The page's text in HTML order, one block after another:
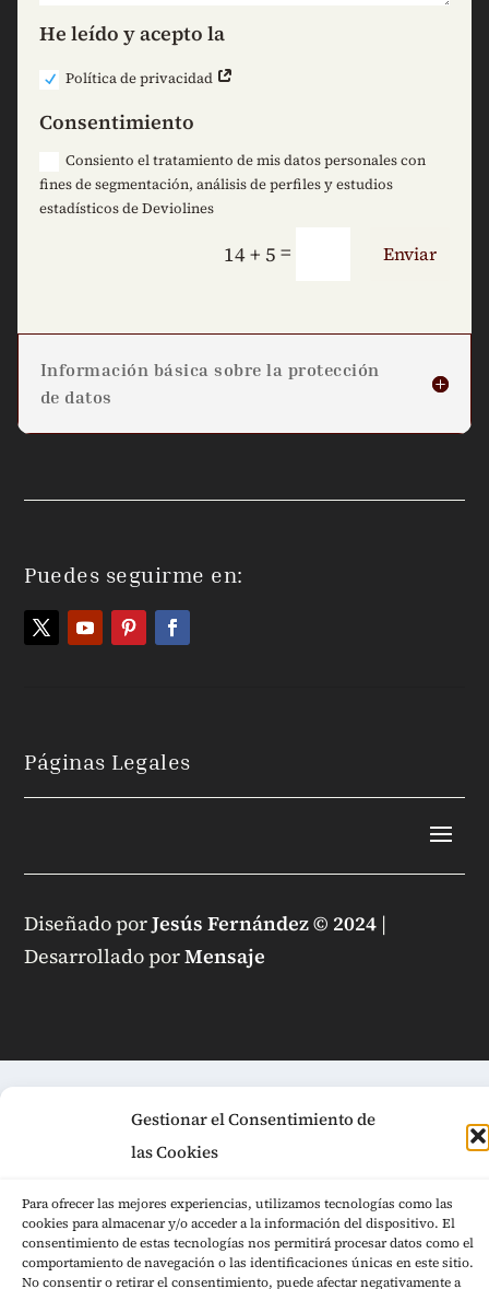
Gestionar el Consentimiento de
las Cookies
Para ofrecer las mejores experiencias, utilizamos tecnologías como las
cookies para almacenar y/o acceder a la información del dispositivo. El
consentimiento de estas tecnologías nos permitirá procesar datos como el
comportamiento de navegación o las identificaciones únicas en este sitio.
No consentir o retirar el consentimiento, puede afectar negativamente a
He leído y acepto la
Política de privacidad
Consentimiento
Consiento el tratamiento de mis datos personales con
fines de segmentación, análisis de perfiles y estudios
estadísticos de Deviolines
14 + 5 = Enviar
Información básica sobre la protección
de datos
Puedes seguirme en:
Páginas Legales
Diseñado porJesús Fernández © 2024 |
Desarrollado porMensaje